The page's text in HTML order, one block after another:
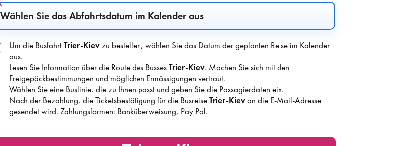
Wählen Sie das Abfahrtsdatum im Kalender aus
Um die BusfahrtTrier-Kievzu bestellen, wählen Sie das Datum der geplanten Reise im Kalender
aus.
Lesen Sie Information über die Route des BussesTrier-Kiev. Machen Sie sich mit den
Freigepäckbestimmungen und möglichen Ermässigungen vertraut.
Wählen Sie eine Buslinie, die zu Ihnen passt und geben Sie die Passagierdaten ein.
Nach der Bezahlung, die Ticketsbestätigung für die BusreiseTrier-Kievan die E-Mail-Adresse
gesendet wird. Zahlungsformen: Banküberweisung, Pay Pal.